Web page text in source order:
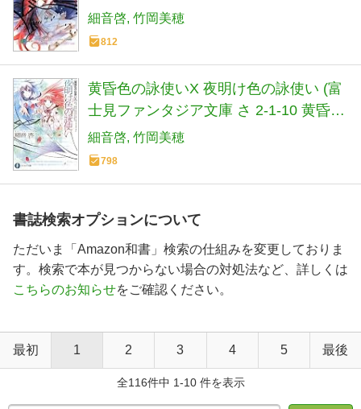
5)
細音啓 竹岡美穂
812
黄昏色の詠使いX 夜明け色の詠使い (富
士見ファンタジア文庫 さ 2-1-10 黄昏色
の詠使い 10)
細音啓 竹岡美穂
798
書誌検索オプションについて
ただいま「Amazon和書」検索の仕組みを変更しておりま
す。検索で本が見つからない場合の対処法など、詳しくは
こちらのお知らせをご確認ください。
最初 1 2 3 4 5 最後
全116件中 1-10 件を表示